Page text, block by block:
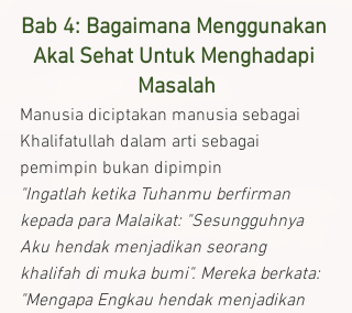
Bab 4: Bagaimana Menggunakan
Akal Sehat Untuk Menghadapi
Masalah
Manusia diciptakan manusia sebagai
Khalifatullah dalam arti sebagai
pemimpin bukan dipimpin
"Ingatlah ketika Tuhanmu berfirman
kepada para Malaikat: "Sesungguhnya
Aku hendak menjadikan seorang
khalifah di muka bumi". Mereka berkata:
"Mengapa Engkau hendak menjadikan